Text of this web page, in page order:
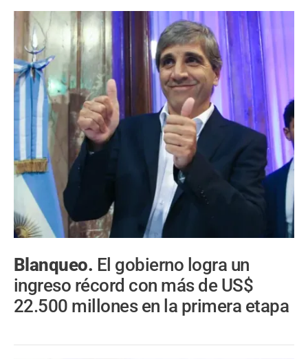
Blanqueo. El gobierno logra un
ingreso récord con más de US$
22.500 millones en la primera etapa